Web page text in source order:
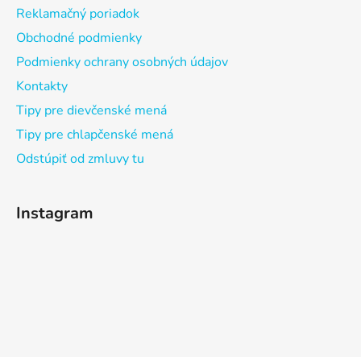
Reklamačný poriadok
Obchodné podmienky
Podmienky ochrany osobných údajov
Kontakty
Tipy pre dievčenské mená
Tipy pre chlapčenské mená
Odstúpiť od zmluvy tu
Instagram